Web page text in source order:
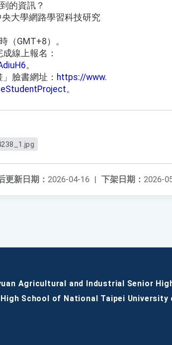
的資訊？
大學網路學習科技研究
（GMT+8）。
線上報名：
。
臉書網址： https://www.
。
下架日期： 2026-
更新日期： 2026-04-16 |
Agricultural and Industrial Senior
School of National Taipei University